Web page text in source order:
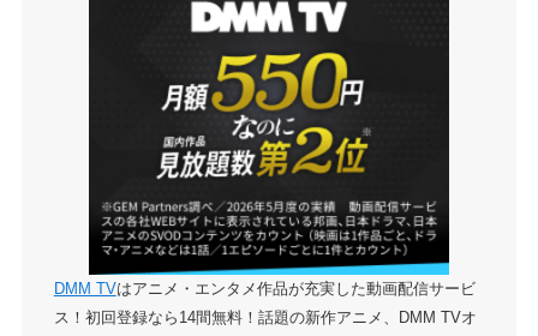
DMM TVはアニメ・エンタメ作品が充実した動画配信サービ
ス！初回登録なら14間無料！話題の新作アニメ、DMM TVオ